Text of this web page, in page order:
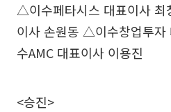
△이수페타시스 대표이사
이사 손원동 △이수창업투
수AMC 대표이사 이용진
<승진>